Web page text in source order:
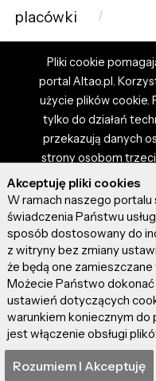
placówki
Pliki cookie
portal Altao.pl.
użycie plików cookie.
tylko do działań
przekazują danych
strony osobom
zdjęciami i
własnością
portalu nie ponosi
prezentowane
artykuł, zgadzasz
ponosisz
umieszczone
Szczegóły
© 2026 altao.pl.
Akceptuję pliki cookies
W ramach naszego
świadczenia Państwu
sposób dostosowany do
z witryny bez zmiany
że będą one
Możecie Państwo
ustawień dotyczących
warunkiem koniecznym do
jest włączenie obsługi
Rozumiem I Akceptuję